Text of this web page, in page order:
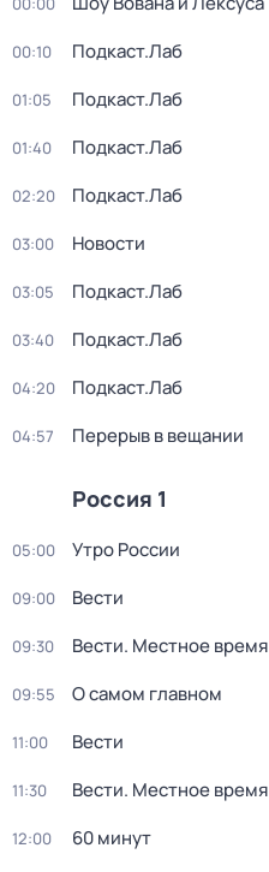
00:10 Подкаст.Лаб
01:05 Подкаст.Лаб
01:40 Подкаст.Лаб
02:20 Подкаст.Лаб
03:00 Новости
03:05 Подкаст.Лаб
03:40 Подкаст.Лаб
04:20 Подкаст.Лаб
04:57 Перерыв в вещании
Россия 1
05:00 Утро России
09:00 Вести
09:30 Вести. Местное время
09:55 О самом главном
11:00 Вести
11:30 Вести. Местное время
12:00 60 минут